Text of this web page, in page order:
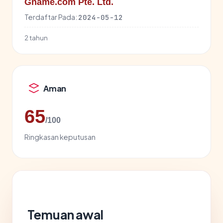
Gname.com Pte. Ltd.
Terdaftar Pada: 2024-05-12
2 tahun
Aman
65/100
Ringkasan keputusan
Temuan awal